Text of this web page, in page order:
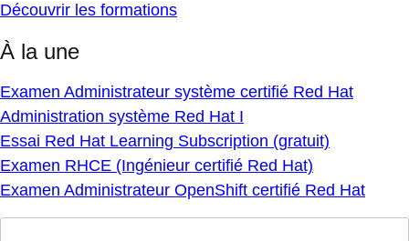
Découvrir les formations
À la une
Examen Administrateur système certifié Red Hat
Administration système Red Hat I
Essai Red Hat Learning Subscription (gratuit)
Examen RHCE (Ingénieur certifié Red Hat)
Examen Administrateur OpenShift certifié Red Hat